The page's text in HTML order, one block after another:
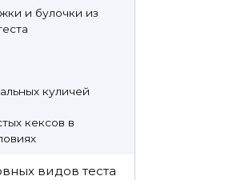
и булочки из
куличей
кексов в
видов теста